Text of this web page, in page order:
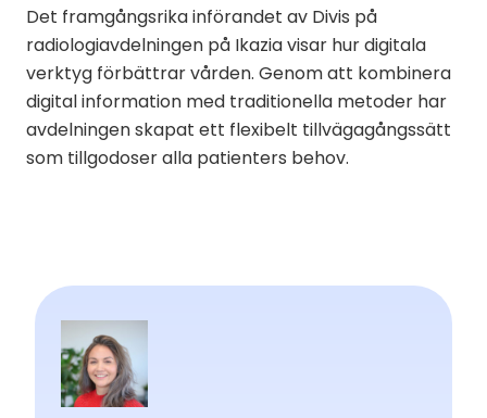
Det framgångsrika införandet av Divis på
radiologiavdelningen på Ikazia visar hur digitala
verktyg förbättrar vården. Genom att kombinera
digital information med traditionella metoder har
avdelningen skapat ett flexibelt tillvägagångssätt
som tillgodoser alla patienters behov.